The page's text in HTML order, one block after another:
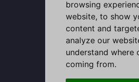
browsing
website, to show
content and
analyze our
understand where
coming from.
b
e
d
i
g
r
a
m
o
o
-
f